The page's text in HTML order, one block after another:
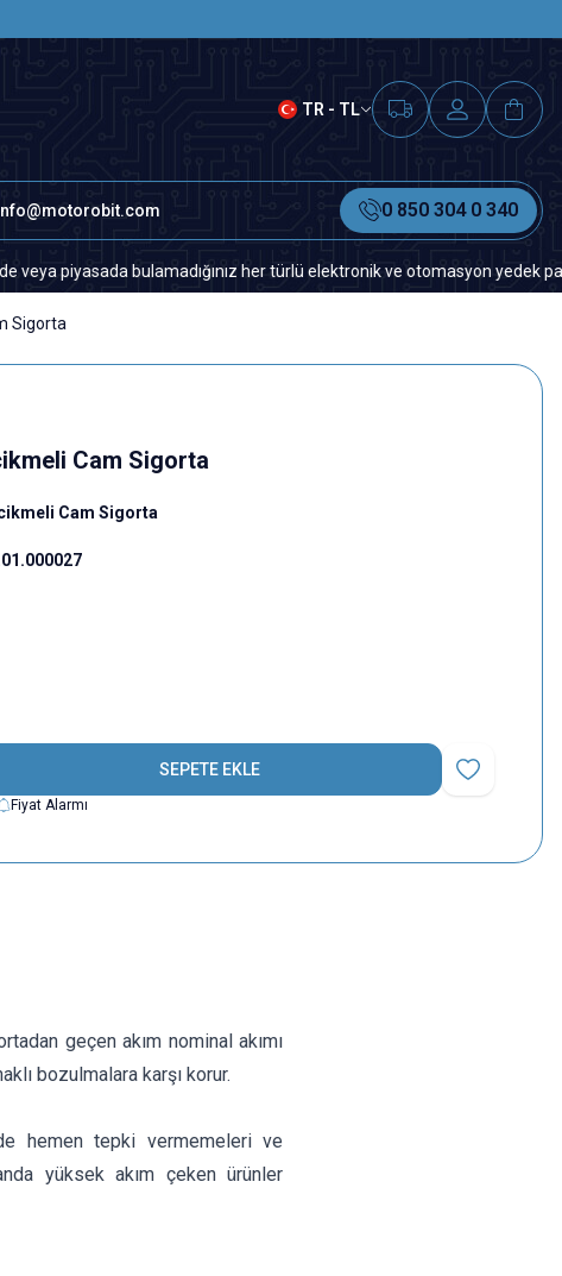
TR - TL
0 850 304 0 340
piyasada bulamadığınız her türlü elektronik ve otomasyon yedek parça
Sigorta
Cam Sigorta
Cam Sigorta
SEPETE EKLE
Favoriye Ekle
Fiyat Alarmı
geçen akım nominal akımı
bozulmalara karşı korur.
hemen tepki vermemeleri ve
yüksek akım çeken ürünler